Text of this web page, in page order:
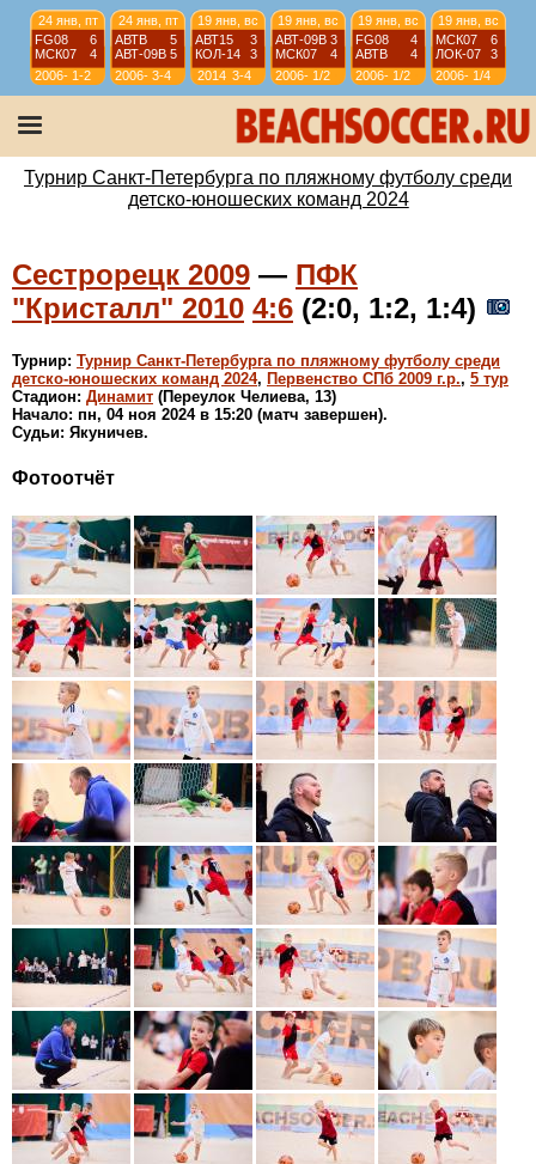
24 янв, пт
FG08
6
МСК07
4
2006-
07
1-2
24 янв, пт
АВТВ
5
АВТ-09B 5
2006-
07
3-4
19 янв, вс
АВТ15
3
КОЛ-14
3
2014 3-4
19 янв, вс
АВТ-09B 3
МСК07
4
2006-
07
1/2
19 янв, вс
FG08
4
АВТВ
4
2006-
07
1/2
19 янв, вс
МСК07
6
ЛОК-07
3
2006-
07
1/4
07
12 янв, вс
АВТ-09B 6
ЛИС08
4
07
12 янв, вс
ИСКР-07 5
СШЛ08R 3
07
12 янв, вс
ИС-08
1
МСК08
4
07
Турнир Санкт-Петербурга по пляжному футболу среди
детско-юношеских команд 2024
Сестрорецк 2009 — ПФК
"Кристалл" 2010 4:6 (2:0, 1:2, 1:4)
Турнир: Турнир Санкт-Петербурга по пляжному футболу среди
детско-юношеских команд 2024, Первенство СПб 2009 г.р., 5 тур
Стадион: Динамит (Переулок Челиева, 13)
Начало: пн, 04 ноя 2024 в 15:20 (матч завершен).
Судьи: Якуничев.
Фотоотчёт